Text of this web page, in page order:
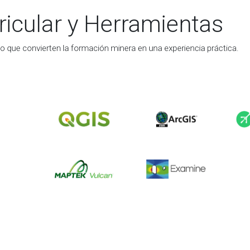
y Herramientas
convierten la formación minera en una experiencia práctica.